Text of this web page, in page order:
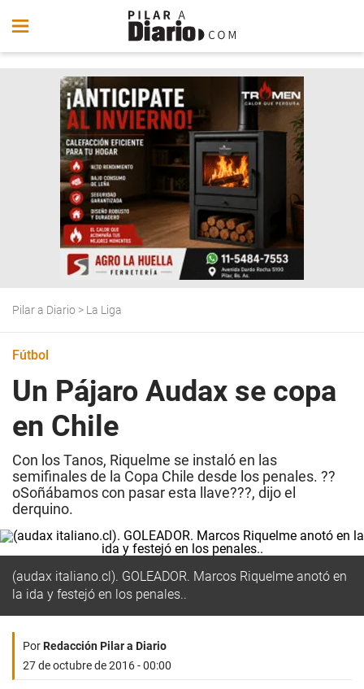
Pilar a Diario > La Liga
Fútbol
Un Pájaro Audax se copa
en Chile
Con los Tanos, Riquelme se instaló en las
semifinales de la Copa Chile desde los penales. ??
oSoñábamos con pasar esta llave???, dijo el
derquino.
(audax italiano.cl). GOLEADOR. Marcos Riquelme anotó en
la ida y festejó en los penales..
PorRedacción Pilar a Diario
27 de octubre de 2016 - 00:00